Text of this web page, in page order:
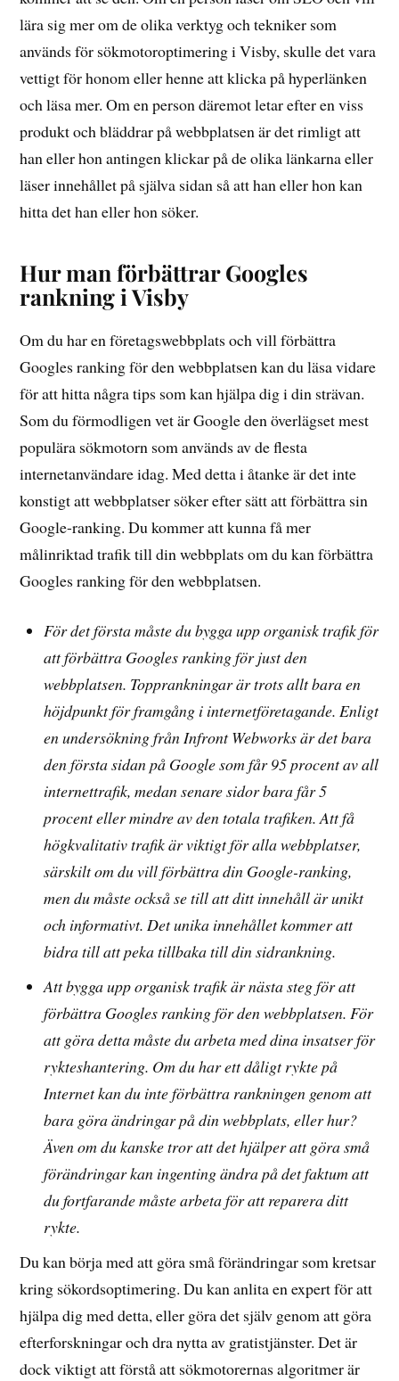
lära sig mer om de olika verktyg och tekniker som
används för sökmotoroptimering i Visby, skulle det vara
vettigt för honom eller henne att klicka på hyperlänken
och läsa mer. Om en person däremot letar efter en viss
produkt och bläddrar på webbplatsen är det rimligt att
han eller hon antingen klickar på de olika länkarna eller
läser innehållet på själva sidan så att han eller hon kan
hitta det han eller hon söker.
Hur man förbättrar Googles
rankning i Visby
Om du har en företagswebbplats och vill förbättra
Googles ranking för den webbplatsen kan du läsa vidare
för att hitta några tips som kan hjälpa dig i din strävan.
Som du förmodligen vet är Google den överlägset mest
populära sökmotorn som används av de flesta
internetanvändare idag. Med detta i åtanke är det inte
konstigt att webbplatser söker efter sätt att förbättra sin
Google-ranking. Du kommer att kunna få mer
målinriktad trafik till din webbplats om du kan förbättra
Googles ranking för den webbplatsen.
För det första måste du bygga upp organisk trafik för
att förbättra Googles ranking för just den
webbplatsen. Topprankningar är trots allt bara en
höjdpunkt för framgång i internetföretagande. Enligt
en undersökning från Infront Webworks är det bara
den första sidan på Google som får 95 procent av all
internettrafik, medan senare sidor bara får 5
procent eller mindre av den totala trafiken. Att få
högkvalitativ trafik är viktigt för alla webbplatser,
särskilt om du vill förbättra din Google-ranking,
men du måste också se till att ditt innehåll är unikt
och informativt. Det unika innehållet kommer att
bidra till att peka tillbaka till din sidrankning.
Att bygga upp organisk trafik är nästa steg för att
förbättra Googles ranking för den webbplatsen. För
att göra detta måste du arbeta med dina insatser för
rykteshantering. Om du har ett dåligt rykte på
Internet kan du inte förbättra rankningen genom att
bara göra ändringar på din webbplats, eller hur?
Även om du kanske tror att det hjälper att göra små
förändringar kan ingenting ändra på det faktum att
du fortfarande måste arbeta för att reparera ditt
rykte.
Du kan börja med att göra små förändringar som kretsar
kring sökordsoptimering. Du kan anlita en expert för att
hjälpa dig med detta, eller göra det själv genom att göra
efterforskningar och dra nytta av gratistjänster. Det är
dock viktigt att förstå att sökmotorernas algoritmer är